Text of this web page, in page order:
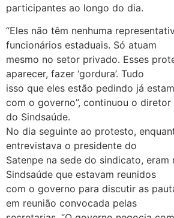
participantes ao longo do dia.
“Eles não têm nenhuma
funcionários estaduais. Só atuam
mesmo no setor privado. Esses
aparecer, fazer ‘gordura’. Tudo
isso que eles estão pedindo já
com o governo”, continuou o diretor
do Sindsaúde.
No dia seguinte ao protesto,
entrevistava o presidente do
Satenpe na sede do sindicato, eram
Sindsaúde que estavam reunidos
com o governo para discutir as
em reunião convocada pelas